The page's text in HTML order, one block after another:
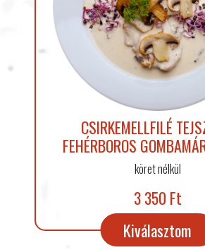
CSIRKEMELLFILÉ
FEHÉRBOROS
köret nélkül
3 350 Ft
Kiválasztom